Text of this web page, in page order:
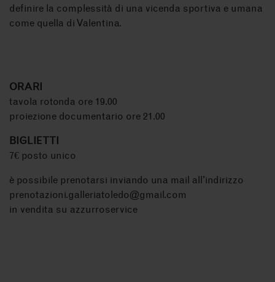
definire la complessità di una vicenda sportiva e umana
come quella di Valentina.
ORARI
tavola rotonda ore 19.00
proiezione documentario ore 21.00
BIGLIETTI
7€ posto unico
è possibile prenotarsi inviando una mail all'indirizzo
prenotazioni.galleriatoledo@gmail.com
in vendita su azzurroservice